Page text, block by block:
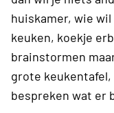
huiskamer, wie
keuken, koekje
brainstormen
grote
bespreken wat er